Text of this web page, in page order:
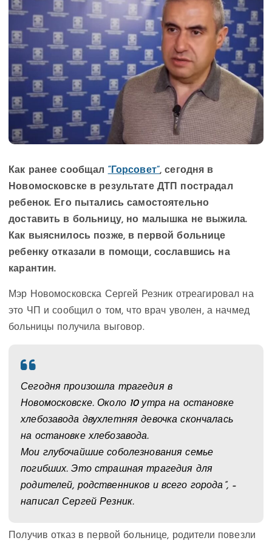
Как ранее сообщал “Горсовет”, сегодня в
Новомосковске в результате ДТП пострадал
ребенок. Его пытались самостоятельно
доставить в больницу, но малышка не выжила.
Как выяснилось позже, в первой больнице
ребенку отказали в помощи, сославшись на
карантин.
Мэр Новомосковска Сергей Резник отреагировал на
это ЧП и сообщил о том, что врач уволен, а начмед
больницы получила выговор.
Сегодня произошла трагедия в
Новомосковске. Около 10 утра на остановке
хлебозавода двухлетняя девочка скончалась
на остановке хлебозавода.
Мои глубочайшие соболезнования семье
погибших. Это страшная трагедия для
родителей, родственников и всего города”, –
написал Сергей Резник.
Получив отказ в первой больнице, родители повезли